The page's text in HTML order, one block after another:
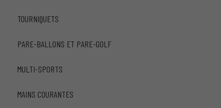
TOURNIQUETS
PARE-BALLONS ET PARE-GOLF
MULTI-SPORTS
MAINS COURANTES